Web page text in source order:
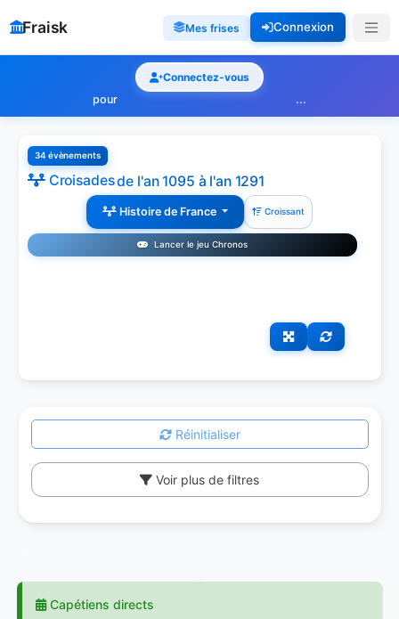
Fraisk Mes frises Connexion
Connectez-vous
pour
...
34 évènements
Croisadesde l'an 1095 à l'an 1291
Histoire de France Croissant
Lancer le jeu Chronos
Réinitialiser
Voir plus de filtres
Capétiens directs